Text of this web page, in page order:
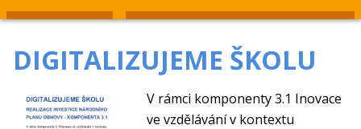
DIGITALIZUJEME ŠKOLU
V rámci komponenty 3.1 Inovace
ve vzdělávání v kontextu